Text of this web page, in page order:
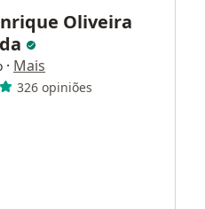
Oliveira
· Mais
326 opiniões